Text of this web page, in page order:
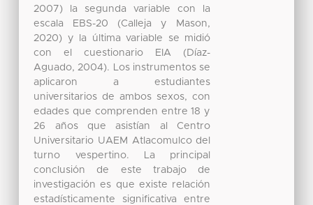
2007) la segunda variable con la
escala EBS-20 (Calleja y Mason,
2020) y la última variable se midió
con el cuestionario EIA (Díaz-
Aguado, 2004). Los instrumentos se
aplicaron a estudiantes
universitarios de ambos sexos, con
edades que comprenden entre 18 y
26 años que asistían al Centro
Universitario UAEM Atlacomulco del
turno vespertino. La principal
conclusión de este trabajo de
investigación es que existe relación
estadísticamente significativa entre